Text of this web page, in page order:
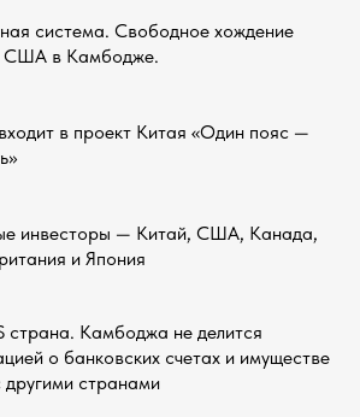
система. Свободное хождение
США в Камбодже.
в проект Китая «Один пояс —
инвесторы — Китай, США, Канада,
и Япония
страна. Камбоджа не делится
о банковских счетах и имуществе
другими странами